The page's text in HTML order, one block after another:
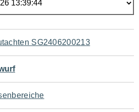
SG2406200213